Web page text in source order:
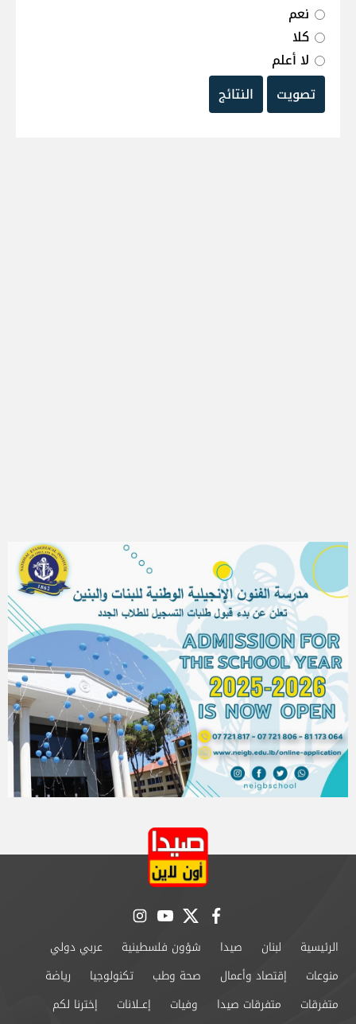
نعم
كلا
لا أعلم
تصويت
النتائج
facebook
twitter
youtube
instagram
الرئيسية لبنان صيدا شؤون فلسطينية
عربي دولي
منوعات
إقتصاد وأعمال صحة وطب تكنولوجيا
رياضة
متفرقات
متفرقات صيدا وفيات إعــلانات
إخترنا لكم